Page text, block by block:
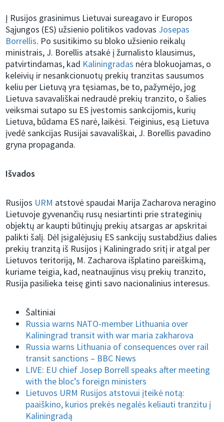
Į Rusijos grasinimus Lietuvai sureagavo ir Europos
Sąjungos (ES) užsienio politikos vadovas Josepas
Borrellis. Po susitikimo su bloko užsienio reikalų
ministrais, J. Borellis atsakė į žurnalisto klausimus,
patvirtindamas, kad Kaliningradas nėra blokuojamas, o
keleivių ir nesankcionuotų prekių tranzitas sausumos
keliu per Lietuvą yra tęsiamas, be to, pažymėjo, jog
Lietuva savavališkai nedraudė prekių tranzito, o šalies
veiksmai sutapo su ES įvestomis sankcijomis, kurių
Lietuva, būdama ES narė, laikėsi. Teiginius, esą Lietuva
įvedė sankcijas Rusijai savavališkai, J. Borellis pavadino
gryna propaganda.
Išvados
Rusijos URM atstovė spaudai Marija Zacharova neragino
Lietuvoje gyvenančių rusų nesiartinti prie strateginių
objektų ar kaupti būtinųjų prekių atsargas ar apskritai
palikti šalį. Dėl įsigalėjusių ES sankcijų sustabdžius dalies
prekių tranzitą iš Rusijos į Kaliningrado sritį ir atgal per
Lietuvos teritoriją, M. Zacharova išplatino pareiškimą,
kuriame teigia, kad, neatnaujinus visų prekių tranzito,
Rusija pasilieka teisę ginti savo nacionalinius interesus.
Šaltiniai
Russia warns NATO-member Lithuania over
Kaliningrad transit with war maria zakharova
Russia warns Lithuania of consequences over rail
transit sanctions – BBC News
LIVE: EU chief Josep Borrell speaks after meeting
with the bloc’s foreign ministers
Lietuvos URM Rusijos atstovui įteikė notą:
paaiškino, kurios prekės negalės keliauti tranzitu į
Kaliningradą